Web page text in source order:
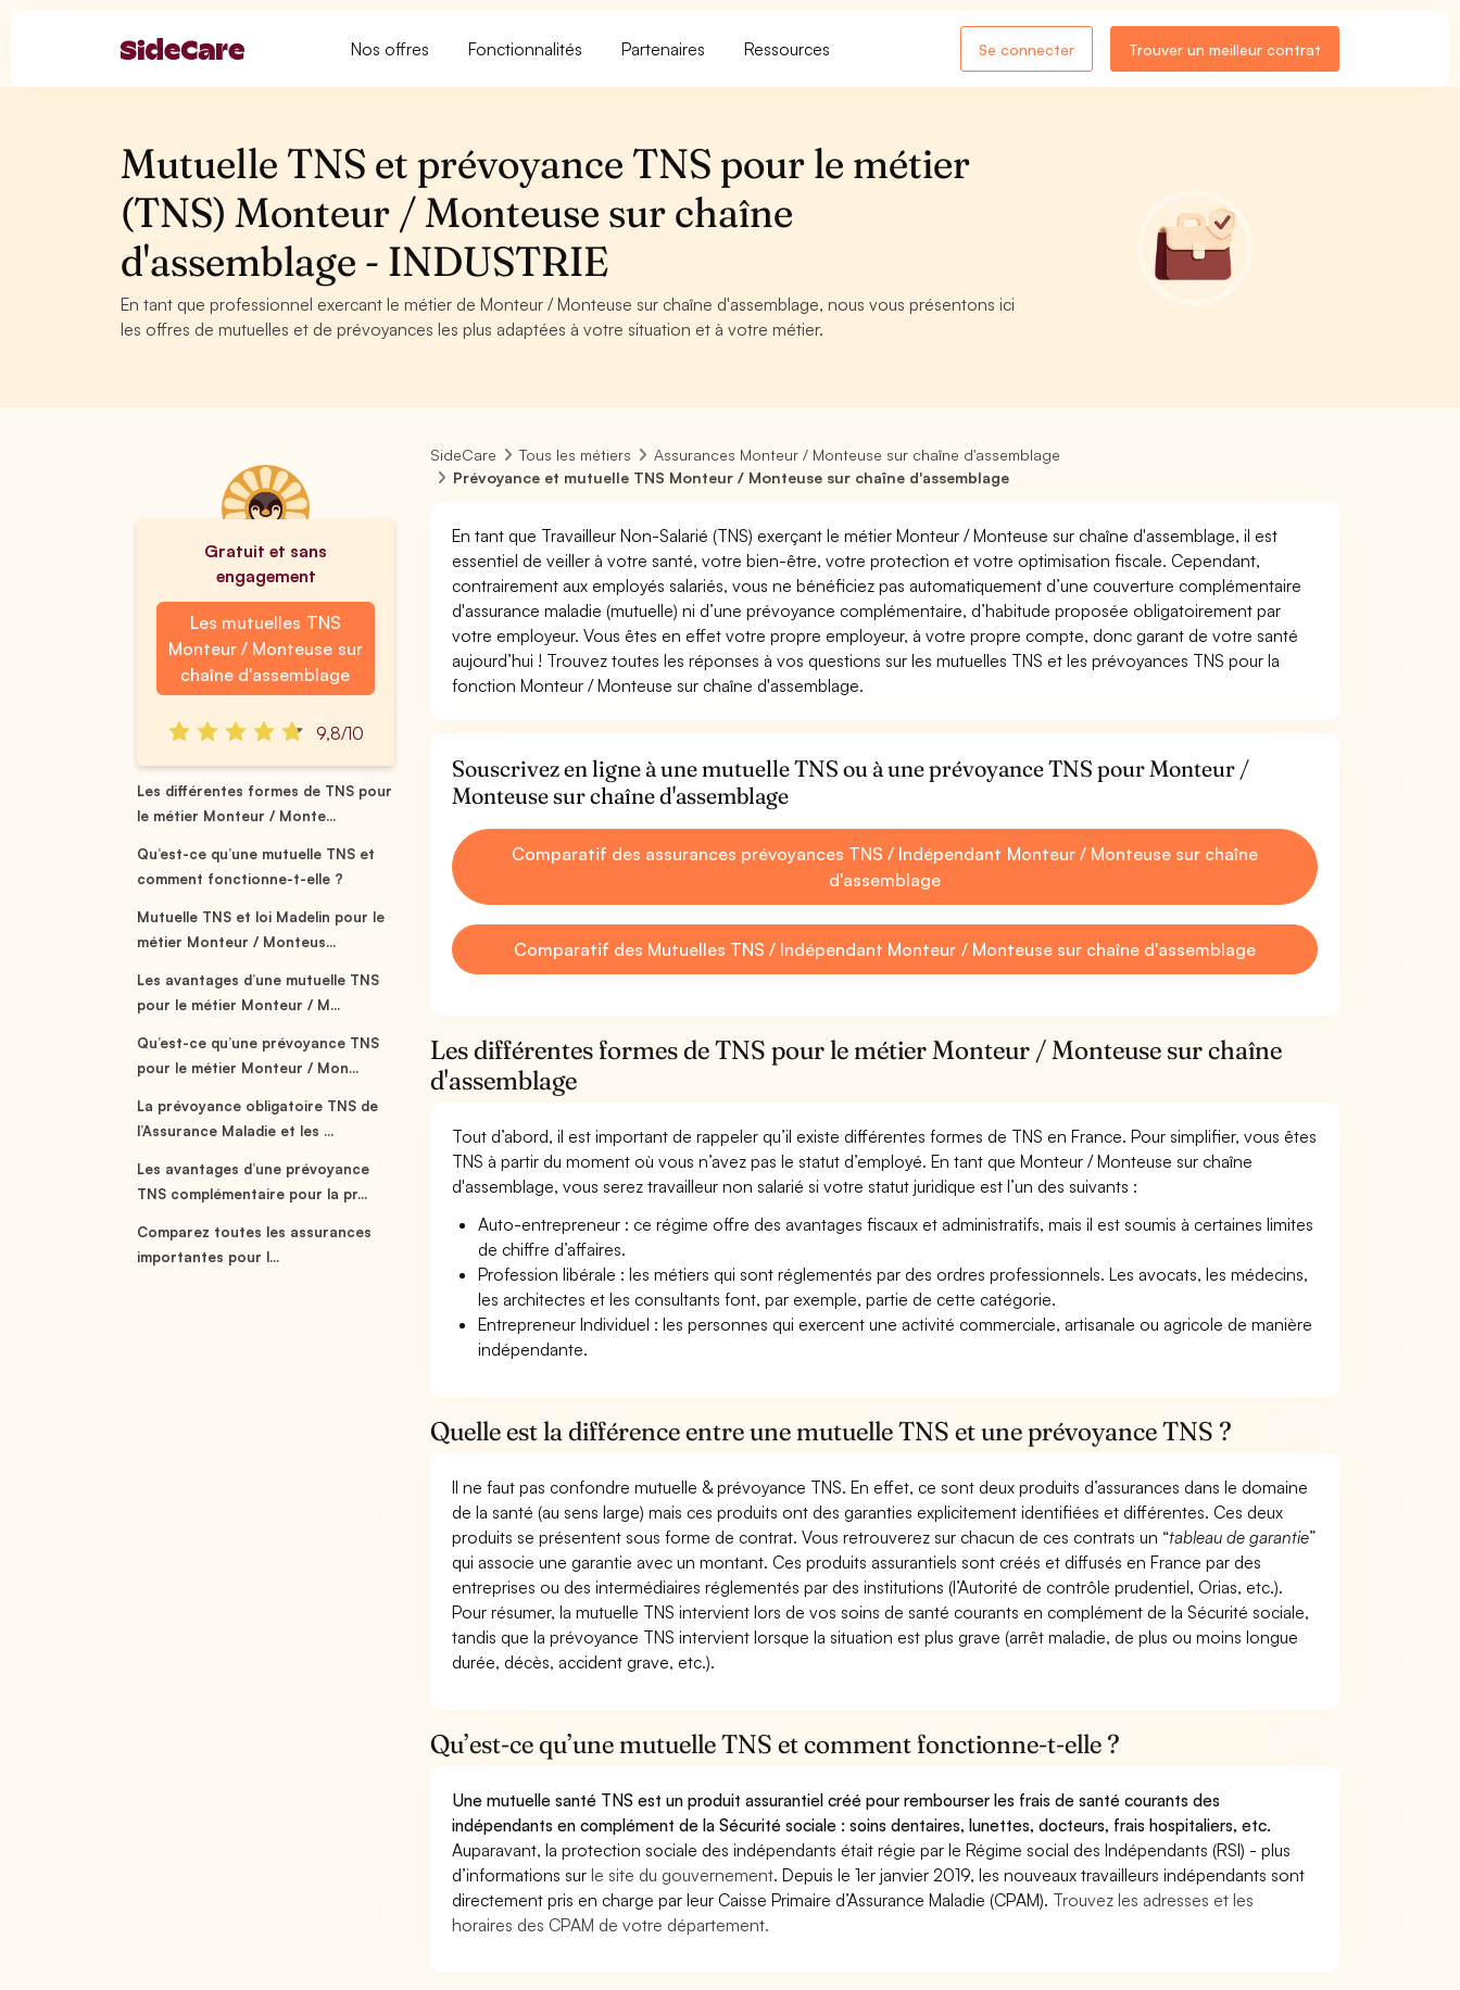
Nos offres Fonctionnalités Partenaires Ressources Se connecter Trouver un meilleur contrat
Mutuelle TNS et prévoyance TNS pour le métier
(TNS) Monteur / Monteuse sur chaîne
d'assemblage - INDUSTRIE
En tant que professionnel exercant le métier de Monteur / Monteuse sur chaîne d'assemblage, nous vous présentons ici
les offres de mutuelles et de prévoyances les plus adaptées à votre situation et à votre métier.
Gratuit et sans
engagement
Les mutuelles TNS
Monteur / Monteuse sur
chaîne d'assemblage
9,8/10
Les différentes formes de TNS pour
le métier Monteur / Monte...
Qu’est-ce qu’une mutuelle TNS et
comment fonctionne-t-elle ?
Mutuelle TNS et loi Madelin pour le
métier Monteur / Monteus...
Les avantages d’une mutuelle TNS
pour le métier Monteur / M...
Qu’est-ce qu’une prévoyance TNS
pour le métier Monteur / Mon...
La prévoyance obligatoire TNS de
l’Assurance Maladie et les ...
Les avantages d’une prévoyance
TNS complémentaire pour la pr...
Comparez toutes les assurances
importantes pour l...
SideCare Tous les métiers
Assurances Monteur / Monteuse sur chaîne d'assemblage
Prévoyance et mutuelle TNS Monteur / Monteuse sur chaîne d'assemblage
En tant que Travailleur Non-Salarié (TNS) exerçant le métier Monteur / Monteuse sur chaîne d'assemblage, il est
essentiel de veiller à votre santé, votre bien-être, votre protection et votre optimisation fiscale. Cependant,
contrairement aux employés salariés, vous ne bénéficiez pas automatiquement d’une couverture complémentaire
d'assurance maladie (mutuelle) ni d’une prévoyance complémentaire, d’habitude proposée obligatoirement par
votre employeur. Vous êtes en effet votre propre employeur, à votre propre compte, donc garant de votre santé
aujourd’hui ! Trouvez toutes les réponses à vos questions sur les mutuelles TNS et les prévoyances TNS pour la
fonction Monteur / Monteuse sur chaîne d'assemblage.
Souscrivez en ligne à une mutuelle TNS ou à une prévoyance TNS pour Monteur /
Monteuse sur chaîne d'assemblage
Comparatif des assurances prévoyances TNS / Indépendant Monteur / Monteuse sur chaîne
d'assemblage
Comparatif des Mutuelles TNS / Indépendant Monteur / Monteuse sur chaîne d'assemblage
Les différentes formes de TNS pour le métier Monteur / Monteuse sur chaîne
d'assemblage
Tout d’abord, il est important de rappeler qu’il existe différentes formes de TNS en France. Pour simplifier, vous êtes
TNS à partir du moment où vous n’avez pas le statut d’employé. En tant que Monteur / Monteuse sur chaîne
d'assemblage, vous serez travailleur non salarié si votre statut juridique est l’un des suivants :
Auto-entrepreneur : ce régime offre des avantages fiscaux et administratifs, mais il est soumis à certaines limites
de chiffre d’affaires.
Profession libérale : les métiers qui sont réglementés par des ordres professionnels. Les avocats, les médecins,
les architectes et les consultants font, par exemple, partie de cette catégorie.
Entrepreneur Individuel : les personnes qui exercent une activité commerciale, artisanale ou agricole de manière
indépendante.
Quelle est la différence entre une mutuelle TNS et une prévoyance TNS ?
Il ne faut pas confondre mutuelle & prévoyance TNS. En effet, ce sont deux produits d’assurances dans le domaine
de la santé (au sens large) mais ces produits ont des garanties explicitement identifiées et différentes. Ces deux
produits se présentent sous forme de contrat. Vous retrouverez sur chacun de ces contrats un “tableau de garantie”
qui associe une garantie avec un montant. Ces produits assurantiels sont créés et diffusés en France par des
entreprises ou des intermédiaires réglementés par des institutions (l’Autorité de contrôle prudentiel, Orias, etc.).
Pour résumer, la mutuelle TNS intervient lors de vos soins de santé courants en complément de la Sécurité sociale,
tandis que la prévoyance TNS intervient lorsque la situation est plus grave (arrêt maladie, de plus ou moins longue
durée, décès, accident grave, etc.).
Qu’est-ce qu’une mutuelle TNS et comment fonctionne-t-elle ?
Une mutuelle santé TNS est un produit assurantiel créé pour rembourser les frais de santé courants des
indépendants en complément de la Sécurité sociale : soins dentaires, lunettes, docteurs, frais hospitaliers, etc.
Auparavant, la protection sociale des indépendants était régie par le Régime social des Indépendants (RSI) - plus
d’informations surle site du gouvernement. Depuis le 1er janvier 2019, les nouveaux travailleurs indépendants sont
directement pris en charge par leur Caisse Primaire d’Assurance Maladie (CPAM). Trouvez les adresses et les
horaires des CPAM de votre département.